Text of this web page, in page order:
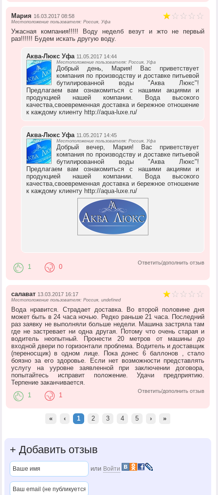
Мария 16.03.2017 08:58
Местоположение пользователя: Россия, Уфа
Ужасная компания!!!!! Воду неделб везут и жто не первый
раз!!!!!! Будем искать другую воду.
Аква-Люкс Уфа 11.05.2017 14:44
Местоположение пользователя: Россия, Уфа
Добрый день, Мария! Вас приветствует
компания по производству и доставке питьевой
бутилированной воды "Аква Люкс"!
Предлагаем вам ознакомиться с нашими акциями и
продукцией нашей компании. Вода высокого
качества,своевременная доставка и бережное отношение
к каждому клиенту http://aqua-luxe.ru/
Аква-Люкс Уфа 11.05.2017 14:45
Местоположение пользователя: Россия, Уфа
Добрый вечер, Мария! Вас приветствует
компания по производству и доставке питьевой
бутилированной воды "Аква Люкс"!
Предлагаем вам ознакомиться с нашими акциями и
продукцией нашей компании. Вода высокого
качества,своевременная доставка и бережное отношение
к каждому клиенту http://aqua-luxe.ru/
Ответить/дополнить отзыв
1 0
салават 13.03.2017 16:17
Местоположение пользователя: Россия, undefined
Вода нравится. Страдает доставка. Во второй половине дня
может быть в 24 часа ночью. Редко раньше 21 часа. Последний
раз заявку не выполняли больше недели. Машина застряла там
где не застревает ни одна другая. Потому что очень старая и
водитель неопытный. Пронести 20 метров от машины до
входной двери по горизонтали проблема. Водитель и доставщик
(переносщик) в одном лице. Пока донес 6 баллонов , стало
боязно за его здоровье. Если нет возможности представлять
услугу на ууровне заявленной при заключении договора,
попытайтесь исправит положение. Удачи предприятию.
Терпение заканчивается.
Ответить/дополнить отзыв
1 1
« ‹ 1 2 3 4 5 › »
+ Добавить отзыв
или Войти